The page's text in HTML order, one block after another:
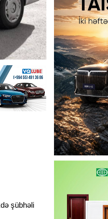
şübhəli